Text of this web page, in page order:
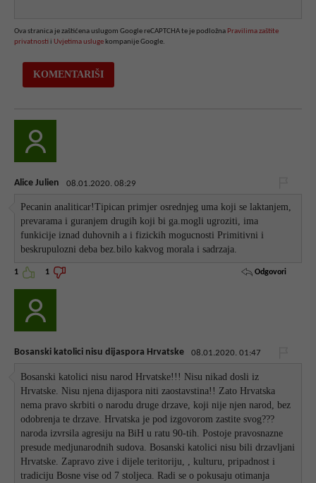
Ova stranica je zaštićena uslugom Google reCAPTCHA te je podložna Pravilima zaštite
privatnosti i Uvjetima usluge kompanije Google.
Alice Julien 08.01.2020. 08:29
Pecanin analiticar!Tipican primjer osrednjeg uma koji se laktanjem,
prevarama i guranjem drugih koji bi ga.mogli ugroziti, ima
funkicije iznad duhovnih a i fizickih mogucnosti Primitivni i
beskrupulozni deba bez.bilo kakvog morala i sadrzaja.
1 1 Odgovori
Bosanski katolici nisu dijaspora Hrvatske 08.01.2020. 01:47
Bosanski katolici nisu narod Hrvatske!!! Nisu nikad dosli iz
Hrvatske. Nisu njena dijaspora niti zaostavstina!! Zato Hrvatska
nema pravo skrbiti o narodu druge drzave, koji nije njen narod, bez
odobrenja te drzave. Hrvatska je pod izgovorom zastite svog???
naroda izvrsila agresiju na BiH u ratu 90-tih. Postoje pravosnazne
presude medjunarodnih sudova. Bosanski katolici nisu bili drzavljani
Hrvatske. Zapravo zive i dijele teritoriju, , kulturu, pripadnost i
tradiciju Bosne vise od 7 stoljeca. Radi se o pokusaju otimanja